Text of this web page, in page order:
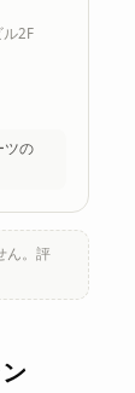
2F
ツの
ん。評